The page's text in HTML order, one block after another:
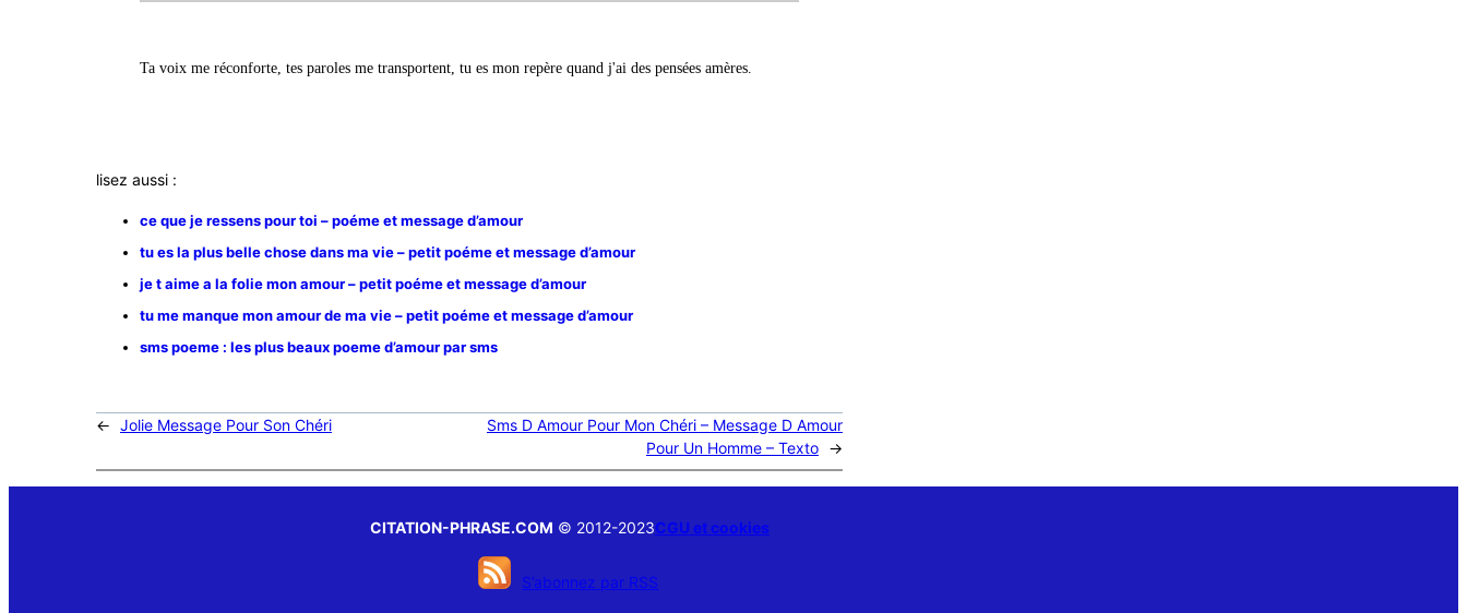
Ta voix me réconforte, tes paroles me transportent, tu es mon repère quand j'ai des pensées amères.
lisez aussi :
ce que je ressens pour toi – poéme et message d’amour
tu es la plus belle chose dans ma vie – petit poéme et message d’amour
je t aime a la folie mon amour – petit poéme et message d’amour
tu me manque mon amour de ma vie – petit poéme et message d’amour
sms poeme : les plus beaux poeme d’amour par sms
← Jolie Message Pour Son Chéri
Sms D Amour Pour Mon Chéri – Message D Amour
Pour Un Homme – Texto →
CITATION-PHRASE.COM © 2012-2023CGU et cookies
S’abonnez par RSS